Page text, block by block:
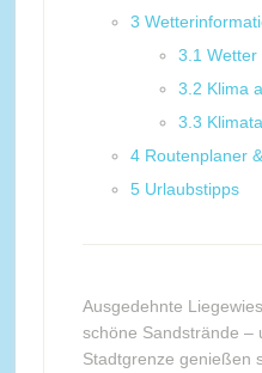
3
3.1 Wetter
3.2 Klima
3.3
4 Routenplaner
5 Urlaubstipps
Ausgedehnte
schöne Sandstrände –
Stadtgrenze genießen